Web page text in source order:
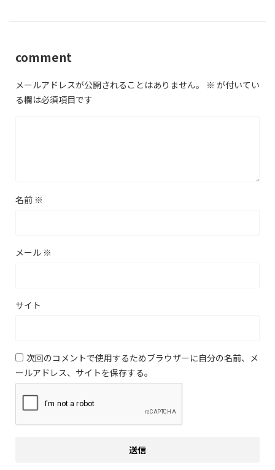
comment
メールアドレスが公開されることはありません。 ※ が付いてい
る欄は必須項目です
名前 ※
メール ※
サイト
次回のコメントで使用するためブラウザーに自分の名前、メ
ールアドレス、サイトを保存する。